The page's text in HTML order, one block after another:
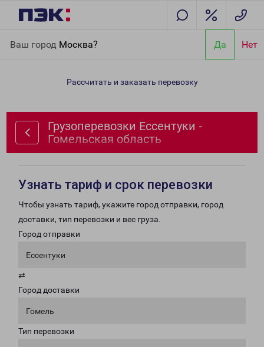
Ваш город Москва? Да Нет
Гомельская область
Рассчитать и заказать перевозку
Грузоперевозки Ессентуки -
Гомельская область
Узнать тариф и срок перевозки
Чтобы узнать тариф, укажите город отправки, город
доставки, тип перевозки и вес груза.
Город отправки
Ессентуки
⇄
Город доставки
Гомель
Тип перевозки